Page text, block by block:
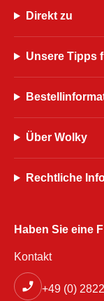
Direkt zu
Unsere Tipps
Über Wolky
Rechtliche
Haben Sie eine
Kontakt
+49 (0)